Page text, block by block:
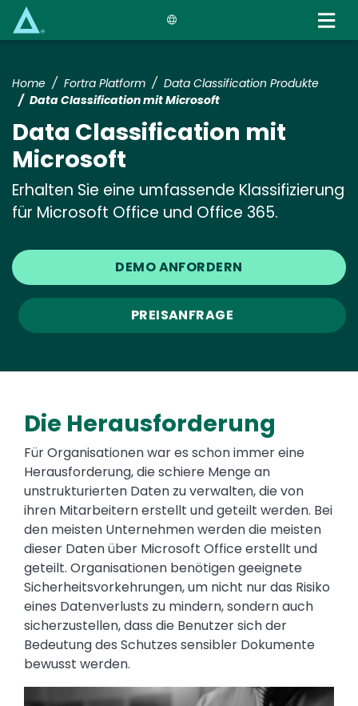
Home Fortra Platform
Data Classification Produkte
Data Classification mit Microsoft
Data Classification mit
Microsoft
Erhalten Sie eine umfassende Klassifizierung
für Microsoft Office und Office 365.
DEMO ANFORDERN
PREISANFRAGE
Die Herausforderung
Für Organisationen war es schon immer eine
Herausforderung, die schiere Menge an
unstrukturierten Daten zu verwalten, die von
ihren Mitarbeitern erstellt und geteilt werden. Bei
den meisten Unternehmen werden die meisten
dieser Daten über Microsoft Office erstellt und
geteilt. Organisationen benötigen geeignete
Sicherheitsvorkehrungen, um nicht nur das Risiko
eines Datenverlusts zu mindern, sondern auch
sicherzustellen, dass die Benutzer sich der
Bedeutung des Schutzes sensibler Dokumente
bewusst werden.